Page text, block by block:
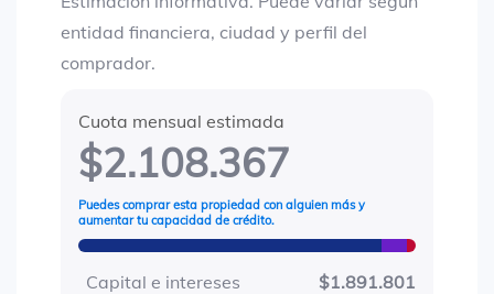
entidad financiera, ciudad y perfil del
comprador.
Cuota mensual estimada
$2.108.367
Puedes comprar esta propiedad con alguien más y
aumentar tu capacidad de crédito.
Capital e intereses
$1.891.801